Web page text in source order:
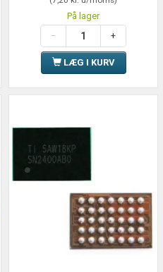
På lager
LÆG I KURV